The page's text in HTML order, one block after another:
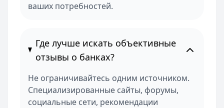
ваших потребностей.
Где лучше искать объективные
отзывы о банках?
Не ограничивайтесь одним источником.
Специализированные сайты, форумы,
социальные сети, рекомендации